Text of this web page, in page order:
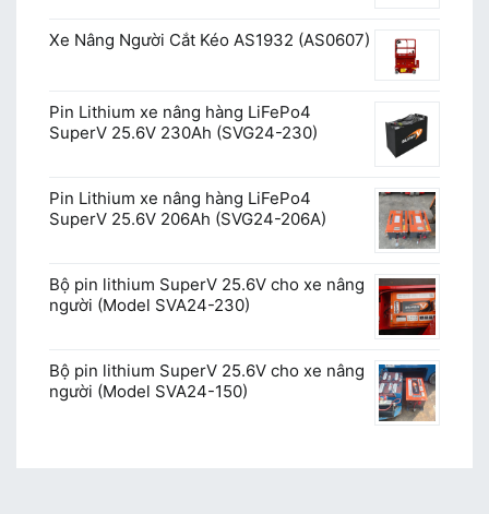
Xe Nâng Người Cắt Kéo AS1932 (AS0607)
Pin Lithium xe nâng hàng LiFePo4
SuperV 25.6V 230Ah (SVG24-230)
Pin Lithium xe nâng hàng LiFePo4
SuperV 25.6V 206Ah (SVG24-206A)
Bộ pin lithium SuperV 25.6V cho xe nâng
người (Model SVA24-230)
Bộ pin lithium SuperV 25.6V cho xe nâng
người (Model SVA24-150)